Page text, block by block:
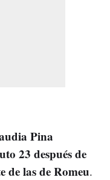
Pina
23 después de
de las de Romeu.